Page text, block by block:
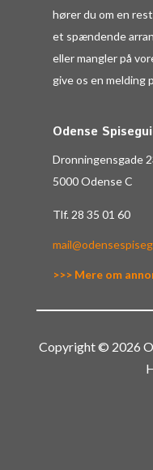
hører du om en
et spændende
eller mangler på
give os en melding
Odense
Dronningensgade
5000 Odense C
Tlf. 28 35 01 60
>>> Mere om
Copyright © 2026